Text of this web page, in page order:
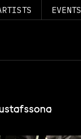
EVENTS